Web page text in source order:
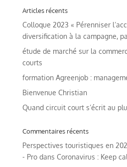
Articles récents
Colloque 2023 « Pérenniser
diversification à la campagne,
étude de marché sur la
courts
formation Agreenjob :
Bienvenue Christian
Quand circuit court s’écrit au
Commentaires récents
Perspectives touristiques en
- Prodans Coronavirus : Keep